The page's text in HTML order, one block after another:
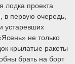
лодка проекта
в первую очередь,
устаревших
не только
крылатые ракеты
брать на борт